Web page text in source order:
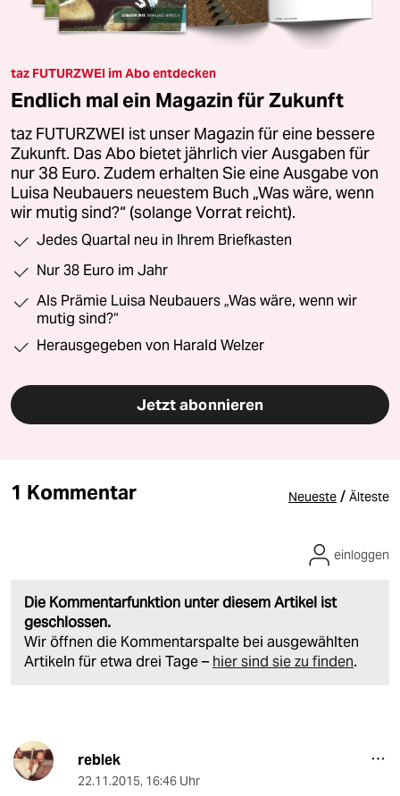
taz FUTURZWEI im Abo entdecken
Endlich mal ein Magazin für Zukunft
taz FUTURZWEI ist unser Magazin für eine bessere
Zukunft. Das Abo bietet jährlich vier Ausgaben für
nur 38 Euro. Zudem erhalten Sie eine Ausgabe von
Luisa Neubauers neuestem Buch „Was wäre, wenn
wir mutig sind?“ (solange Vorrat reicht).
Jedes Quartal neu in Ihrem Briefkasten
Nur 38 Euro im Jahr
Als Prämie Luisa Neubauers „Was wäre, wenn wir
mutig sind?“
Herausgegeben von Harald Welzer
Jetzt abonnieren
1 Kommentar Neueste / Älteste
Die Kommentarfunktion unter diesem Artikel ist
geschlossen.
Wir öffnen die Kommentarspalte bei ausgewählten
Artikeln für etwa drei Tage – hier sind sie zu finden.
einloggen
reblek
22.11.2015, 16:46 Uhr